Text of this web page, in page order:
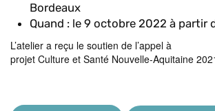
Bordeaux
Quand : le 9 octobre 2022 à partir
L’atelier a reçu le soutien de l’appel à
projet Culture et Santé Nouvelle-Aquitaine